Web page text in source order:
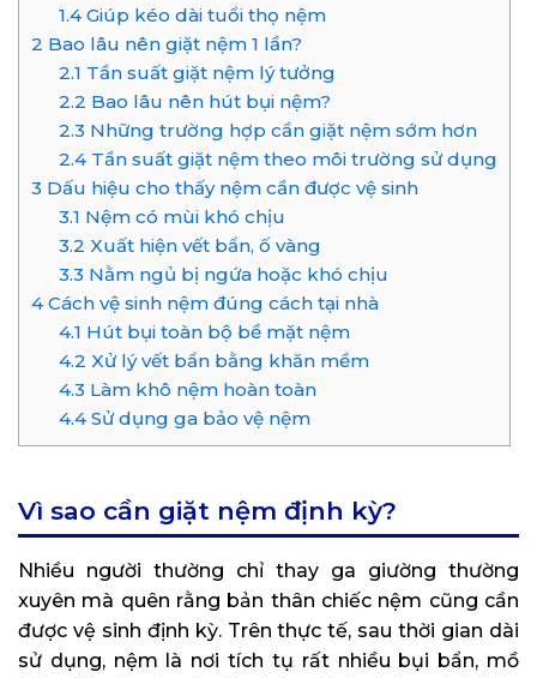
1.4Giúp kéo dài tuổi thọ nệm
2 Bao lâu nên giặt nệm 1 lần?
2.1 Tần suất giặt nệm lý tưởng
2.2 Bao lâu nên hút bụi nệm?
2.3 Những trường hợp cần giặt nệm sớm hơn
2.4Tần suất giặt nệm theo môi trường sử dụng
3 Dấu hiệu cho thấy nệm cần được vệ sinh
3.1 Nệm có mùi khó chịu
3.2 Xuất hiện vết bẩn, ố vàng
3.3 Nằm ngủ bị ngứa hoặc khó chịu
4Cách vệ sinh nệm đúng cách tại nhà
4.1 Hút bụi toàn bộ bề mặt nệm
4.2 Xử lý vết bẩn bằng khăn mềm
4.3 Làm khô nệm hoàn toàn
4.4Sử dụng ga bảo vệ nệm
Vì sao cần giặt nệm định kỳ?
Nhiều người thường chỉ thay ga giường thường
xuyên mà quên rằng bản thân chiếc nệm cũng cần
được vệ sinh định kỳ. Trên thực tế, sau thời gian dài
sử dụng, nệm là nơi tích tụ rất nhiều bụi bẩn, mồ